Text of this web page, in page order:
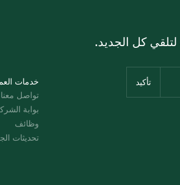
خدمات
تواصل معنا
بوابة
وظائف
تحديثات
لتلقي كل الجديد.